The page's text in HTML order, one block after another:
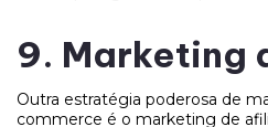
9. Marketing
Outra estratégia poderosa de
commerce é o marketing de